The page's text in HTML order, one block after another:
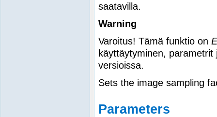
saatavilla.
Warning
Varoitus! Tämä funktio on
käyttäytyminen,
versioissa.
Sets the image sampling
Parameters